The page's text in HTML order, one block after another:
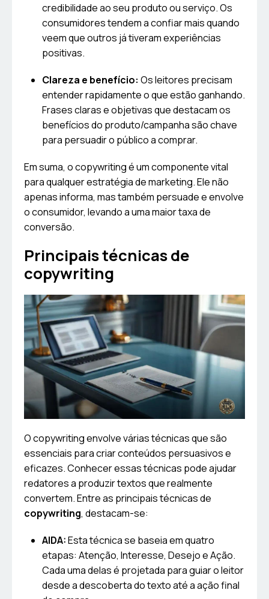
credibilidade ao seu produto ou serviço. Os
consumidores tendem a confiar mais quando
veem que outros já tiveram experiências
positivas.
Clareza e benefício: Os leitores precisam
entender rapidamente o que estão ganhando.
Frases claras e objetivas que destacam os
benefícios do produto/campanha são chave
para persuadir o público a comprar.
Em suma, o copywriting é um componente vital
para qualquer estratégia de marketing. Ele não
apenas informa, mas também persuade e envolve
o consumidor, levando a uma maior taxa de
conversão.
Principais técnicas de
copywriting
O copywriting envolve várias técnicas que são
essenciais para criar conteúdos persuasivos e
eficazes. Conhecer essas técnicas pode ajudar
redatores a produzir textos que realmente
convertem. Entre as principais técnicas de
copywriting, destacam-se:
AIDA:Esta técnica se baseia em quatro
etapas: Atenção, Interesse, Desejo e Ação.
Cada uma delas é projetada para guiar o leitor
desde a descoberta do texto até a ação final